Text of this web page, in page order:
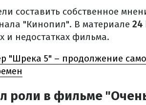
составить собственное
"Кинопил". В материале 24
и недостатках фильма.
"Шрека 5" – продолжение
роли в фильме